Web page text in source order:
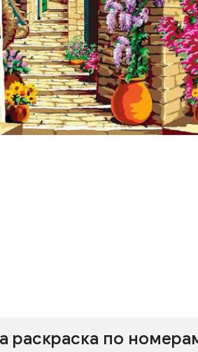
раскраска по